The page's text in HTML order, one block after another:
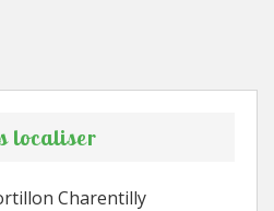
localiser
Charentilly